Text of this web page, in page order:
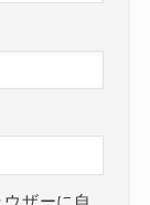
ザーに自